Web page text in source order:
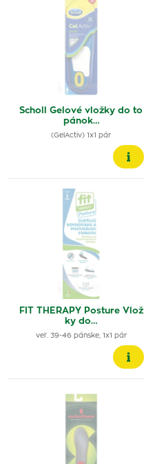
Scholl Gelové vložky do to
pánok…
(GelActiv) 1x1 pár
FIT THERAPY Posture Vlož
ky do…
veľ. 39-46 pánske, 1x1 pár